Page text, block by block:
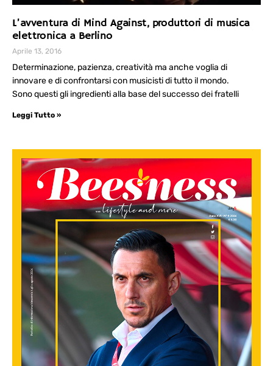
L’avventura di Mind Against, produttori di musica
elettronica a Berlino
Aprile 13, 2016
Determinazione, pazienza, creatività ma anche voglia di
innovare e di confrontarsi con musicisti di tutto il mondo.
Sono questi gli ingredienti alla base del successo dei fratelli
Leggi Tutto »